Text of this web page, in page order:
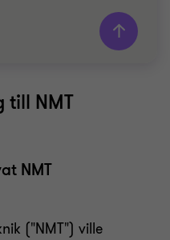
till NMT
NMT
("NMT") ville